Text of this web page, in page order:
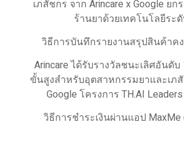
เภสัชกร จาก Arincare x Google ย
ร้านยาด้วยเทคโนโลยีระ
วิธีการบันทึกรายงานสรุปสินค้าค
Arincare ได้รับรางวัลชนะเลิศอันดั
ขั้นสูงสำหรับอุตสาหกรรมยาและเภ
Google โครงการ TH.AI
วิธีการชำระเงินผ่านแอป